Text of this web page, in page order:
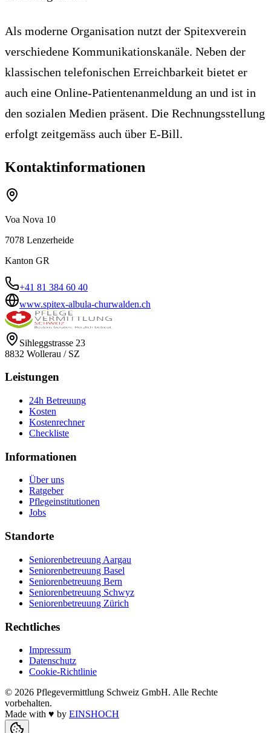
Als moderne Organisation nutzt der Spitexverein
verschiedene Kommunikationskanäle. Neben der
klassischen telefonischen Erreichbarkeit bietet er
auch eine Online-Patientenanmeldung an und ist in
den sozialen Medien präsent. Die Rechnungsstellung
erfolgt zeitgemäss auch über E-Bill.
Kontaktinformationen
Voa Nova 10
7078 Lenzerheide
Kanton GR
+41 81 384 60 40
www.spitex-albula-churwalden.ch
Sihleggstrasse 23
8832 Wollerau / SZ
Leistungen
24h Betreuung
Kosten
Kostenrechner
Checkliste
Informationen
Über uns
Ratgeber
Pflegeinstitutionen
Jobs
Standorte
Seniorenbetreuung Aargau
Seniorenbetreuung Basel
Seniorenbetreuung Bern
Seniorenbetreuung Schwyz
Seniorenbetreuung Zürich
Rechtliches
Impressum
Datenschutz
Cookie-Richtlinie
© 2026 Pflegevermittlung Schweiz GmbH. Alle Rechte
vorbehalten.
Made with ♥ by EINSHOCH